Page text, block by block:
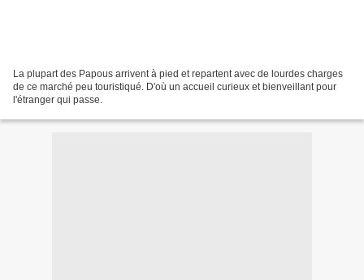
La plupart des Papous arrivent à pied et repartent avec de lourdes charges
de ce marché peu touristiqué. D'où un accueil curieux et bienveillant pour
l'étranger qui passe.